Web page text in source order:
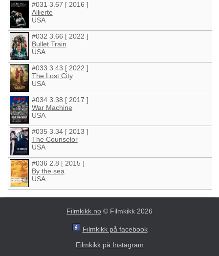
#031 3.67 [ 2016 ]
Allierte
USA
#032 3.66 [ 2022 ]
Bullet Train
USA
#033 3.43 [ 2022 ]
The Lost City
USA
#034 3.38 [ 2017 ]
War Machine
USA
#035 3.34 [ 2013 ]
The Counselor
USA
#036 2.8 [ 2015 ]
By the sea
USA
Filmkikk.no © Filmkikk 2026
Filmkikk på facebook
Filmkikk på Instagram